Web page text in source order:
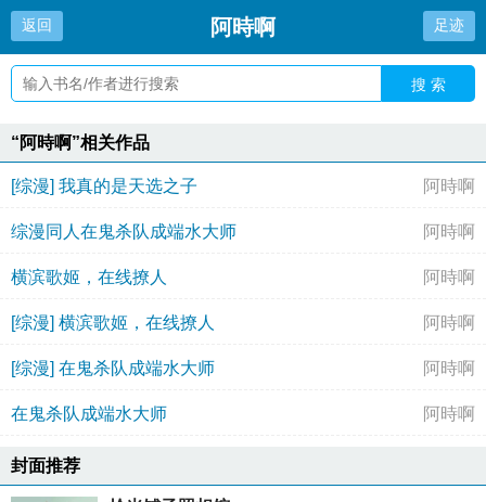
返回 阿時啊 足迹
搜 索
“阿時啊”相关作品
[综漫] 我真的是天选之子 阿時啊
综漫同人在鬼杀队成端水大师 阿時啊
横滨歌姬，在线撩人 阿時啊
[综漫] 横滨歌姬，在线撩人 阿時啊
[综漫] 在鬼杀队成端水大师 阿時啊
在鬼杀队成端水大师 阿時啊
封面推荐